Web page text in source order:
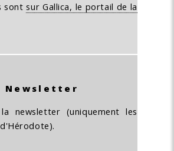
sontsur Gallica, le portail de la
Newsletter
newsletter (uniquement les